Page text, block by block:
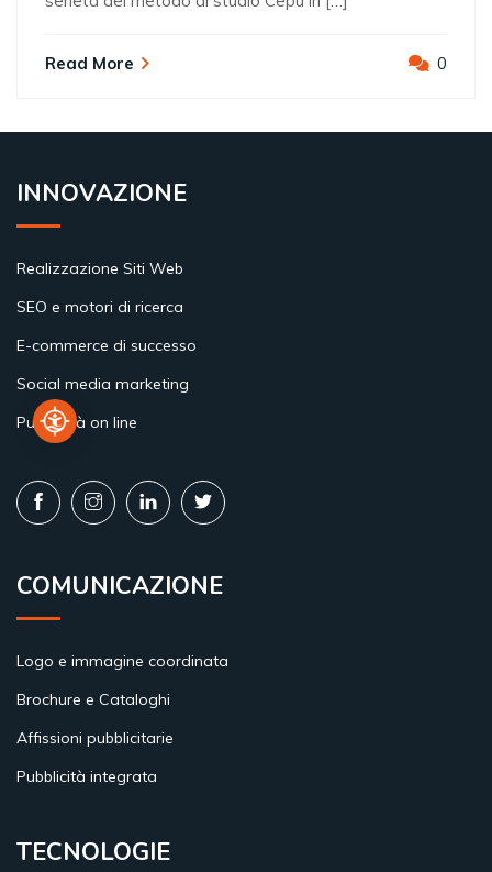
Read More 0
INNOVAZIONE
Realizzazione Siti Web
SEO e motori di ricerca
E-commerce di successo
Social media marketing
Pubblicità on line
COMUNICAZIONE
Logo e immagine coordinata
Brochure e Cataloghi
Affissioni pubblicitarie
Pubblicità integrata
TECNOLOGIE